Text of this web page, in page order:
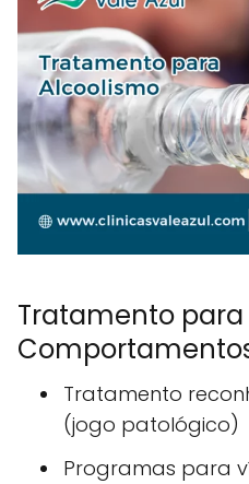
Tratamento para
Tratamento
(jogo patológico)
Programas para